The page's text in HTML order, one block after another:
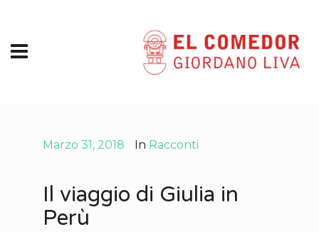
Marzo 31, 2018 In Racconti
Il viaggio di Giulia in
Perù